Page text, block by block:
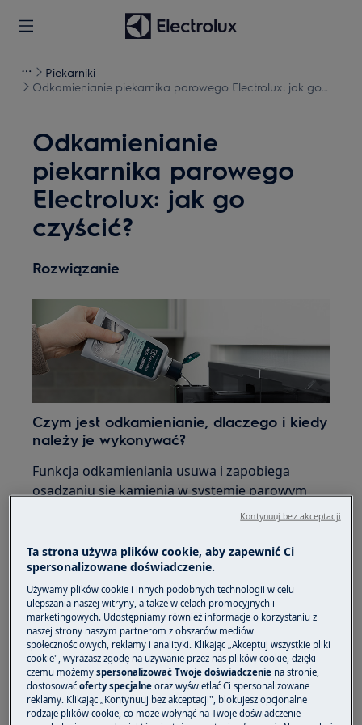
Piekarniki
Odkamienianie piekarnika parowego Electrolux: jak go
Odkamienianie
piekarnika parowego
Electrolux: jak go
czyścić?
Rozwiązanie
Czym jest odkamienianie, dlaczego i kiedy
należy je wykonywać?
Funkcja odkamieniania usuwa i zapobiega
osadzaniu się kamienia w systemie parowym
Twojego piekarnika, pozwalając na jego dalsze
przeprowadzać regularnie - częstotliwość
będzie się różnić w zależności od ilości
przygotowywanych przez Ciebie potraw z
użyciem pary. Na tempo odkładania się
kamienia wpływ ma również twardość wody,
którą wlewasz do zbiornika.
Piekarnik poinformuje Cię o konieczności
usuwania kamienia z wnętrza piekarnika. Po
Ta strona używa plików cookie, aby zapewnić Ci
spersonalizowane doświadczenie.
Używamy plików cookie i innych podobnych technologii w celu
ulepszania naszej witryny, a także w celach promocyjnych i
marketingowych. Udostępniamy również informacje o korzystaniu z
naszej strony naszym partnerom z obszarów mediów
społecznościowych, reklamy i analityki. Klikając „Akceptuj wszystkie pliki
cookie", wyrażasz zgodę na używanie przez nas plików cookie, dzięki
czemu możemyspersonalizować Twoje doświadczenie na stronie,
dostosowaćoferty specjalne oraz wyświetlać Ci spersonalizowane
reklamy. Klikając „Kontynuuj bez akceptacji", blokujesz opcjonalne
rodzaje plików cookie, co może wpłynąć na Twoje doświadczenie
Kontynuuj bez akceptacji